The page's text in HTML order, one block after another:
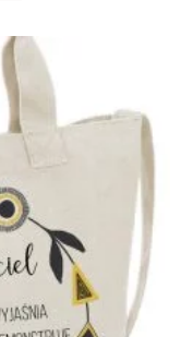
ma
wiele
wariantów.
można
na
stronie
produktu